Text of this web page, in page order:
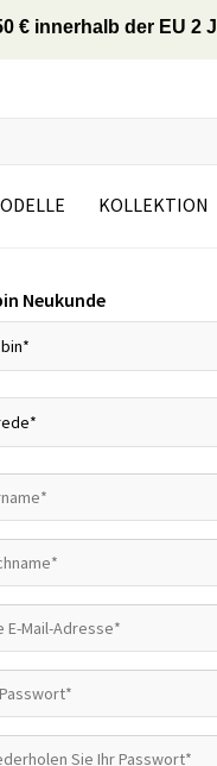
€ innerhalb der EU 2
KOLLEKTION
Neukunde